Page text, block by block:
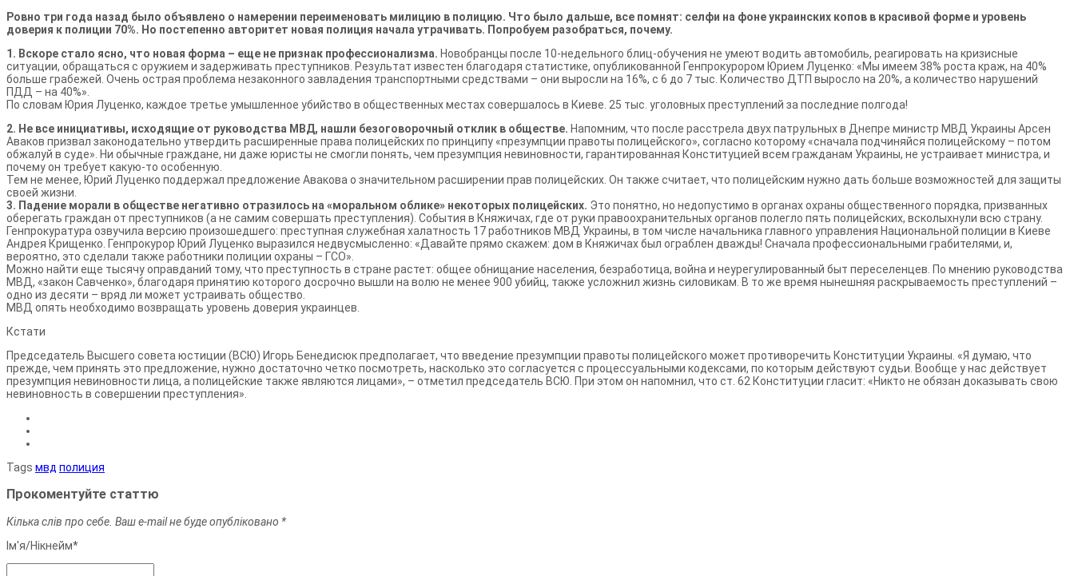
Ровно три года назад было объявлено о намерении переименовать милицию в полицию. Что было дальше, все помнят: селфи на фоне украинских копов в красивой форме и уровень
доверия к полиции 70%. Но постепенно авторитет новая полиция начала утрачивать. Попробуем разобраться, почему.
1. Вскоре стало ясно, что новая форма – еще не признак профессионализма. Новобранцы после 10-недельного блиц-обучения не умеют водить автомобиль, реагировать на кризисные
ситуации, обращаться с оружием и задерживать преступников. Результат известен благодаря статистике, опубликованной Генпрокурором Юрием Луценко: «Мы имеем 38% роста краж, на 40%
больше грабежей. Очень острая проблема незаконного завладения транспортными средствами – они выросли на 16%, с 6 до 7 тыс. Количество ДТП выросло на 20%, а количество нарушений
ПДД – на 40%».
По словам Юрия Луценко, каждое третье умышленное убийство в общественных местах совершалось в Киеве. 25 тыс. уголовных преступлений за последние полгода!
2. Не все инициативы, исходящие от руководства МВД, нашли безоговорочный отклик в обществе. Напомним, что после расстрела двух патрульных в Днепре министр МВД Украины Арсен
Аваков призвал законодательно утвердить расширенные права полицейских по принципу «презумпции правоты полицейского», согласно которому «сначала подчиняйся полицейскому – потом
обжалуй в суде». Ни обычные граждане, ни даже юристы не смогли понять, чем презумпция невиновности, гарантированная Конституцией всем гражданам Украины, не устраивает министра, и
почему он требует какую-то особенную.
Тем не менее, Юрий Луценко поддержал предложение Авакова о значительном расширении прав полицейских. Он также считает, что полицейским нужно дать больше возможностей для защиты
своей жизни.
3. Падение морали в обществе негативно отразилось на «моральном облике» некоторых полицейских. Это понятно, но недопустимо в органах охраны общественного порядка, призванных
оберегать граждан от преступников (а не самим совершать преступления). События в Княжичах, где от руки правоохранительных органов полегло пять полицейских, всколыхнули всю страну.
Генпрокуратура озвучила версию произошедшего: преступная служебная халатность 17 работников МВД Украины, в том числе начальника главного управления Национальной полиции в Киеве
Андрея Крищенко. Генпрокурор Юрий Луценко выразился недвусмысленно: «Давайте прямо скажем: дом в Княжичах был ограблен дважды! Сначала профессиональными грабителями, и,
вероятно, это сделали также работники полиции охраны – ГСО».
Можно найти еще тысячу оправданий тому, что преступность в стране растет: общее обнищание населения, безработица, война и неурегулированный быт переселенцев. По мнению руководства
МВД, «закон Савченко», благодаря принятию которого досрочно вышли на волю не менее 900 убийц, также усложнил жизнь силовикам. В то же время нынешняя раскрываемость преступлений –
одно из десяти – вряд ли может устраивать общество.
МВД опять необходимо возвращать уровень доверия украинцев.
Кстати
Председатель Высшего совета юстиции (ВСЮ) Игорь Бенедисюк предполагает, что введение презумпции правоты полицейского может противоречить Конституции Украины. «Я думаю, что
прежде, чем принять это предложение, нужно достаточно четко посмотреть, насколько это согласуется с процессуальными кодексами, по которым действуют судьи. Вообще у нас действует
презумпция невинов­ности лица, а полицейские также являются лицами», – отметил председатель ВСЮ. При этом он напомнил, что ст. 62 Конституции гласит: «Никто не обязан доказывать свою
невиновность в совершении преступления».
Tags мвд полиция
Прокоментуйте статтю
Кілька слів про себе. Ваш e-mail не буде опубліковано *
Ім'я/Нiкнейм*